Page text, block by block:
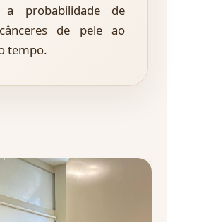
a probabilidade de
de pele ao
tempo.